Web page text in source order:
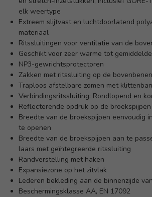
elk weertype
Extreem slijtvast en luchtdoorlatend
materiaal
Ritssluitingen voor ventilatie van de
Geschikt voor zeer warme tot
NP3-gewrichtsprotectoren
Zakken met ritssluiting op de bovenbenen
Traploos afstelbare zomen met
Verbindingsritssluiting: Rondlopend en
Reflecterende opdruk op de broekspijpen
Breedte van de broekspijpen eenvoudig
te openen
Breedte van de broekspijpen aan te
laars met geïntegreerde ritssluiting
Randverstelling met haken
Expansiezone op het zitvlak
Lederen bekleding aan de binnenzijde
Beschermingsklasse AA, EN 17092